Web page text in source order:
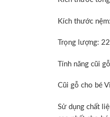
Kích thước
Trọng lượng:
Tính năng cũi
Cũi gỗ cho bé
Sử dụng chất